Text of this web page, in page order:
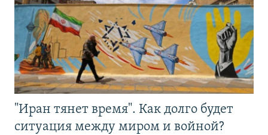
"Иран тянет время". Как долго будет
ситуация между миром и войной?